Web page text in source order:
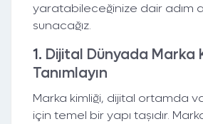
yaratabileceğinize dair adım
sunacağız.
1. Dijital Dünyada Marka
Tanımlayın
Marka kimliği, dijital ortamda
için temel bir yapı taşıdır.